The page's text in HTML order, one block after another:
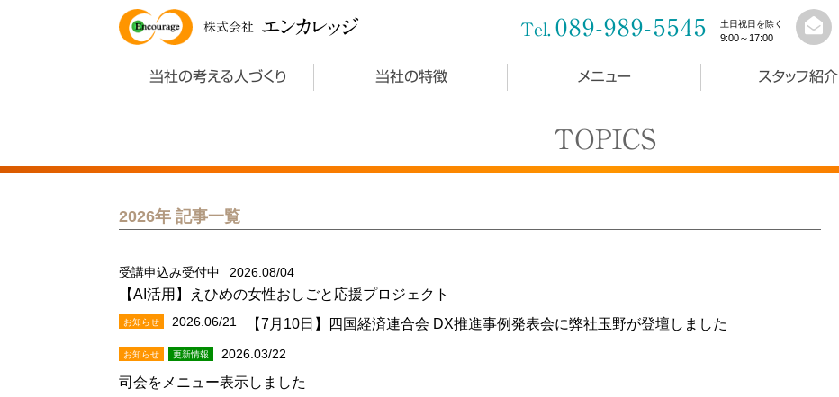
株式会社エンカレッジ Tel. 089-989-5545 土日祝日を除く
9:00～17:00
当社の考える人づくり 当社の特徴 メニュー スタッフ紹介
TOPICS
2026年 記事一覧
受講申込み受付中 2026.08/04
【AI活用】えひめの女性おしごと応援プロジェクト
お知らせ 2026.06/21 【7月10日】四国経済連合会 DX推進事例発表会に弊社玉野が登壇しました
お知らせ 更新情報 2026.03/22
司会をメニュー表示しました